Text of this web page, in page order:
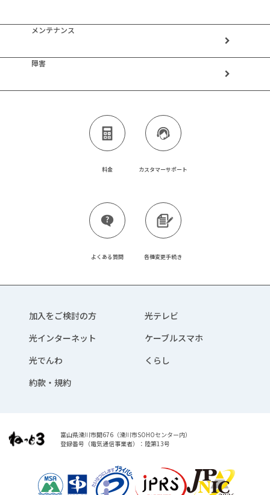
メンテナンス
障害
料金 カスタマーサポート
よくある質問 各種変更手続き
加入をご検討の方
光テレビ
光インターネット
ケーブルスマホ
光でんわ
くらし
約款・規約
富山県滑川市開676（滑川市SOHOセンター内）
登録番号（電気通信事業者）：陸第13号